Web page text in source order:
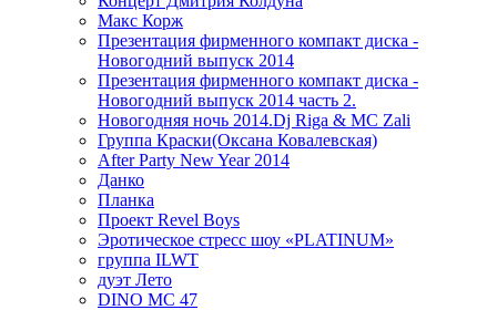
Макс Корж
Презентация фирменного компакт диска -
Новогодний выпуск 2014
Презентация фирменного компакт диска -
Новогодний выпуск 2014 часть 2.
Новогодняя ночь 2014.Dj Riga & MC Zali
Группа Краски(Оксана Ковалевская)
After Party New Year 2014
Данко
Планка
Проект Revel Boys
Эротическое стресс шоу «PLATINUM»
группа ILWT
дуэт Лето
DINO MC 47